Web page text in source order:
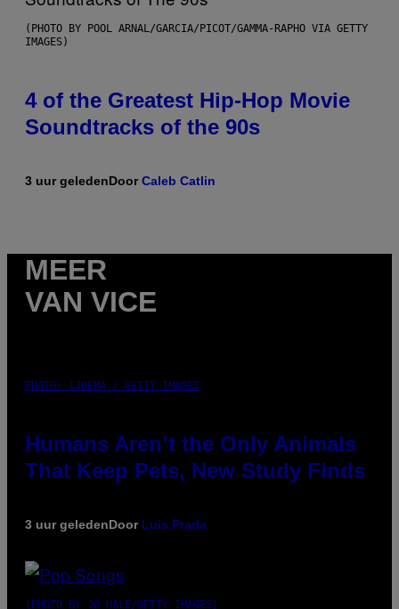
(PHOTO BY POOL ARNAL/GARCIA/PICOT/GAMMA-RAPHO VIA GETTY
IMAGES)
4 of the Greatest Hip-Hop Movie
Soundtracks of the 90s
3 uur geledenDoorCaleb Catlin
MEER
VAN VICE
PHOTO: IJDEMA / GETTY IMAGES
Humans Aren’t the Only Animals
That Keep Pets, New Study Finds
3 uur geledenDoor Luis Prada
(PHOTO BY JO HALE/GETTY IMAGES)